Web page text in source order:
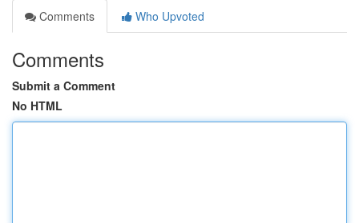
Comments
Who Upvoted
Comments
Submit a Comment
No HTML